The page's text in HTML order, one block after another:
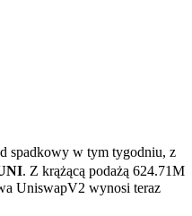
spadkowy w tym tygodniu, z
. Z krążącą podażą 624.71M
UniswapV2 wynosi teraz